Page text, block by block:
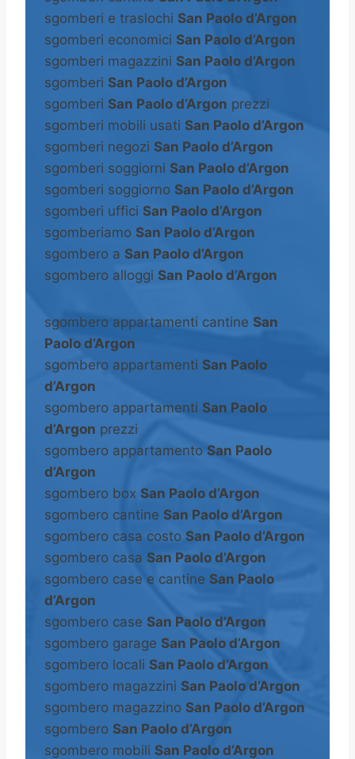
sgomberi e traslochi San Paolo d’Argon
sgomberi economici San Paolo d’Argon
sgomberi magazzini San Paolo d’Argon
sgomberi San Paolo d’Argon
sgomberi San Paolo d’Argon prezzi
sgomberi mobili usati San Paolo d’Argon
sgomberi negozi San Paolo d’Argon
sgomberi soggiorni San Paolo d’Argon
sgomberi soggiorno San Paolo d’Argon
sgomberi uffici San Paolo d’Argon
sgomberiamo San Paolo d’Argon
sgombero a San Paolo d’Argon
sgombero alloggi San Paolo d’Argon
sgombero appartamenti cantine San
Paolo d’Argon
sgombero appartamenti San Paolo
d’Argon
sgombero appartamenti San Paolo
d’Argon prezzi
sgombero appartamento San Paolo
d’Argon
sgombero box San Paolo d’Argon
sgombero cantine San Paolo d’Argon
sgombero casa costo San Paolo d’Argon
sgombero casa San Paolo d’Argon
sgombero case e cantine San Paolo
d’Argon
sgombero case San Paolo d’Argon
sgombero garage San Paolo d’Argon
sgombero locali San Paolo d’Argon
sgombero magazzini San Paolo d’Argon
sgombero magazzino San Paolo d’Argon
sgombero San Paolo d’Argon
sgombero mobili San Paolo d’Argon